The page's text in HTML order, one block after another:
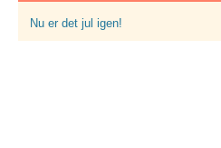
Nu er det jul igen!